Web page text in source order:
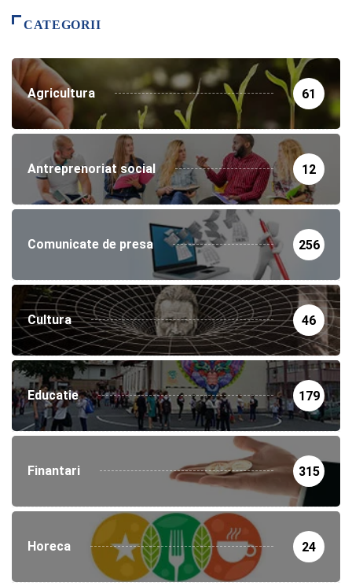
CATEGORII
Agricultura 61
Antreprenoriat social 12
Comunicate de presa 256
Cultura 46
Educatie 179
Finantari 315
Horeca 24